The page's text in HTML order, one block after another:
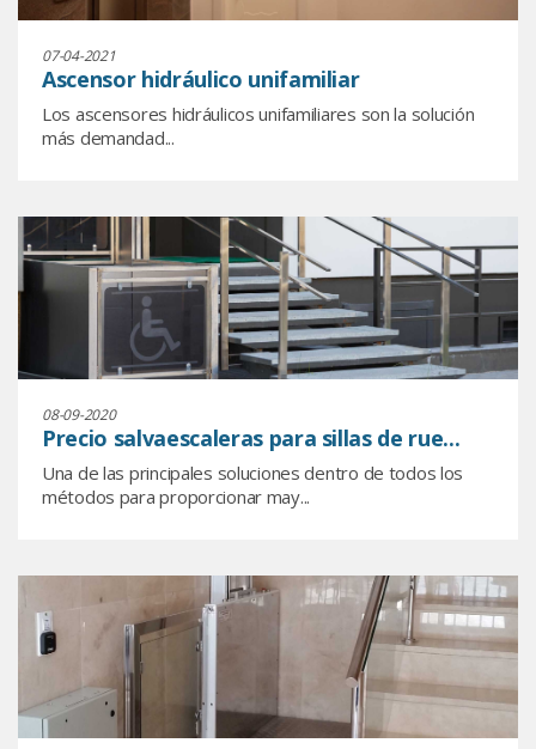
07-04-2021
Ascensor hidráulico unifamiliar
Los ascensores hidráulicos unifamiliares son la solución
más demandad...
08-09-2020
Precio salvaescaleras para sillas de rue...
Una de las principales soluciones dentro de todos los
métodos para proporcionar may...